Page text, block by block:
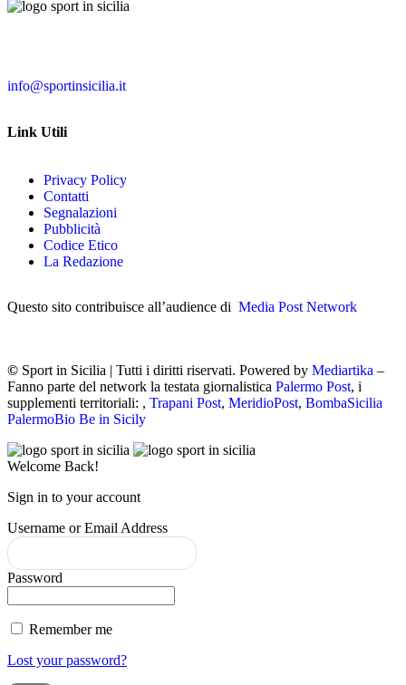
info@sportinsicilia.it
Link Utili
Privacy Policy
Contatti
Segnalazioni
Pubblicità
Codice Etico
La Redazione
Questo sito contribuisce all’audience di Media Post Network
© Sport in Sicilia | Tutti i diritti riservati. Powered by Mediartika –
Fanno parte del network la testata giornalistica Palermo Post, i
supplementi territoriali: , Trapani Post, MeridioPost, BombaSicilia
PalermoBio Be in Sicily
Welcome Back!
Sign in to your account
Username or Email Address
Password
Remember me
Lost your password?